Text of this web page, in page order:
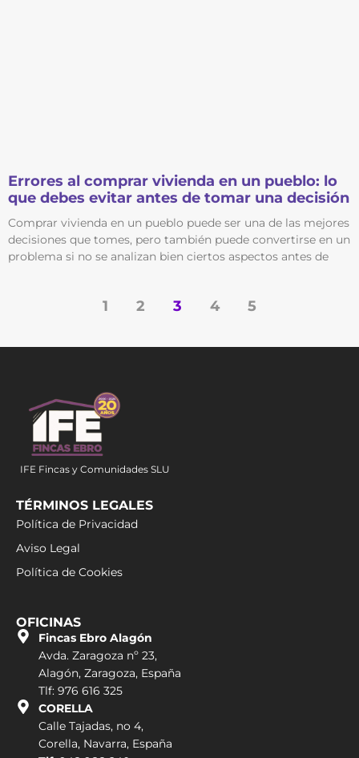
Errores al comprar vivienda en un pueblo: lo
que debes evitar antes de tomar una decisión
Comprar vivienda en un pueblo puede ser una de las mejores
decisiones que tomes, pero también puede convertirse en un
problema si no se analizan bien ciertos aspectos antes de
1 2 3 4 5
IFE Fincas y Comunidades SLU
TÉRMINOS LEGALES
Política de Privacidad
Aviso Legal
Política de Cookies
OFICINAS
Fincas Ebro Alagón
Avda. Zaragoza nº 23,
Alagón, Zaragoza, España
Tlf: 976 616 325
CORELLA
Calle Tajadas, no 4,
Corella, Navarra, España